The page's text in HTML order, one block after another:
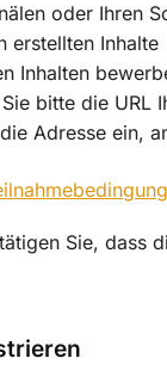
oder Ihren
erstellten Inhalte
Inhalten
bitte die
Adresse
Sie, dass